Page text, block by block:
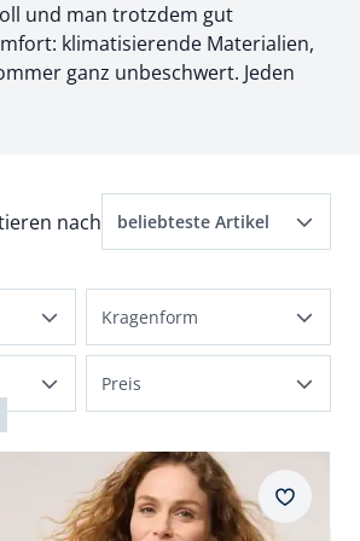
und man trotzdem gut
klimatisierende Materialien,
ganz unbeschwert. Jeden
Sortierung: beliebteste Artikel
nach beliebteste Artikel
Preis aufsteigend
Bewertungen
Neuheiten
Kragenform
Stehkragen
Abbrechen
Preis
bis 100 €
bis 150 €
24.
Hemdbluse Everyday 2.0